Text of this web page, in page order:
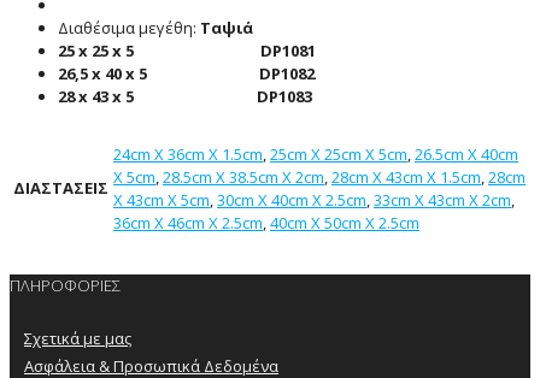
Διαθέσιμα μεγέθη: Ταψιά
25 x 25 x 5 DP1081
26,5 x 40 x 5 DP1082
28 x 43 x 5 DP1083
ΔΙΑΣΤΑΣΕΙΣ
24cm X 36cm X 1.5cm,25cm X 25cm X 5cm,26.5cm X 40cm
X 5cm,28.5cm X 38.5cm X 2cm,28cm X 43cm X 1.5cm,28cm
X 43cm X 5cm,30cm X 40cm X 2.5cm,33cm X 43cm X 2cm,
36cm X 46cm X 2.5cm,40cm X 50cm X 2.5cm
ΠΛΗΡΟΦΟΡΙΕΣ
Σχετικά με μας
Ασφάλεια & Προσωπικά Δεδομένα